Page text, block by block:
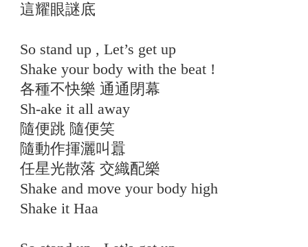
這耀眼謎底
So stand up , Let’s get up
Shake your body with the beat !
各種不快樂 通通閉幕
Sh-ake it all away
隨便跳 隨便笑
隨動作揮灑叫囂
任星光散落 交織配樂
Shake and move your body high
Shake it Haa